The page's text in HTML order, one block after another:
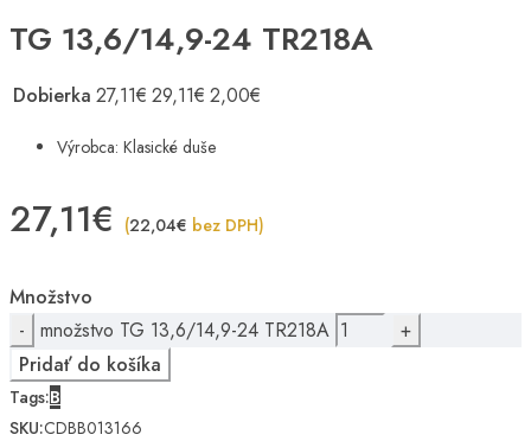
TG 13,6/14,9-24 TR218A
Dobierka 27,11€ 29,11€ 2,00€
Výrobca: Klasické duše
27,11€ (22,04€ bez DPH)
Množstvo
množstvo TG 13,6/14,9-24 TR218A
Pridať do košíka
Tags:B
SKU:CDBB013166